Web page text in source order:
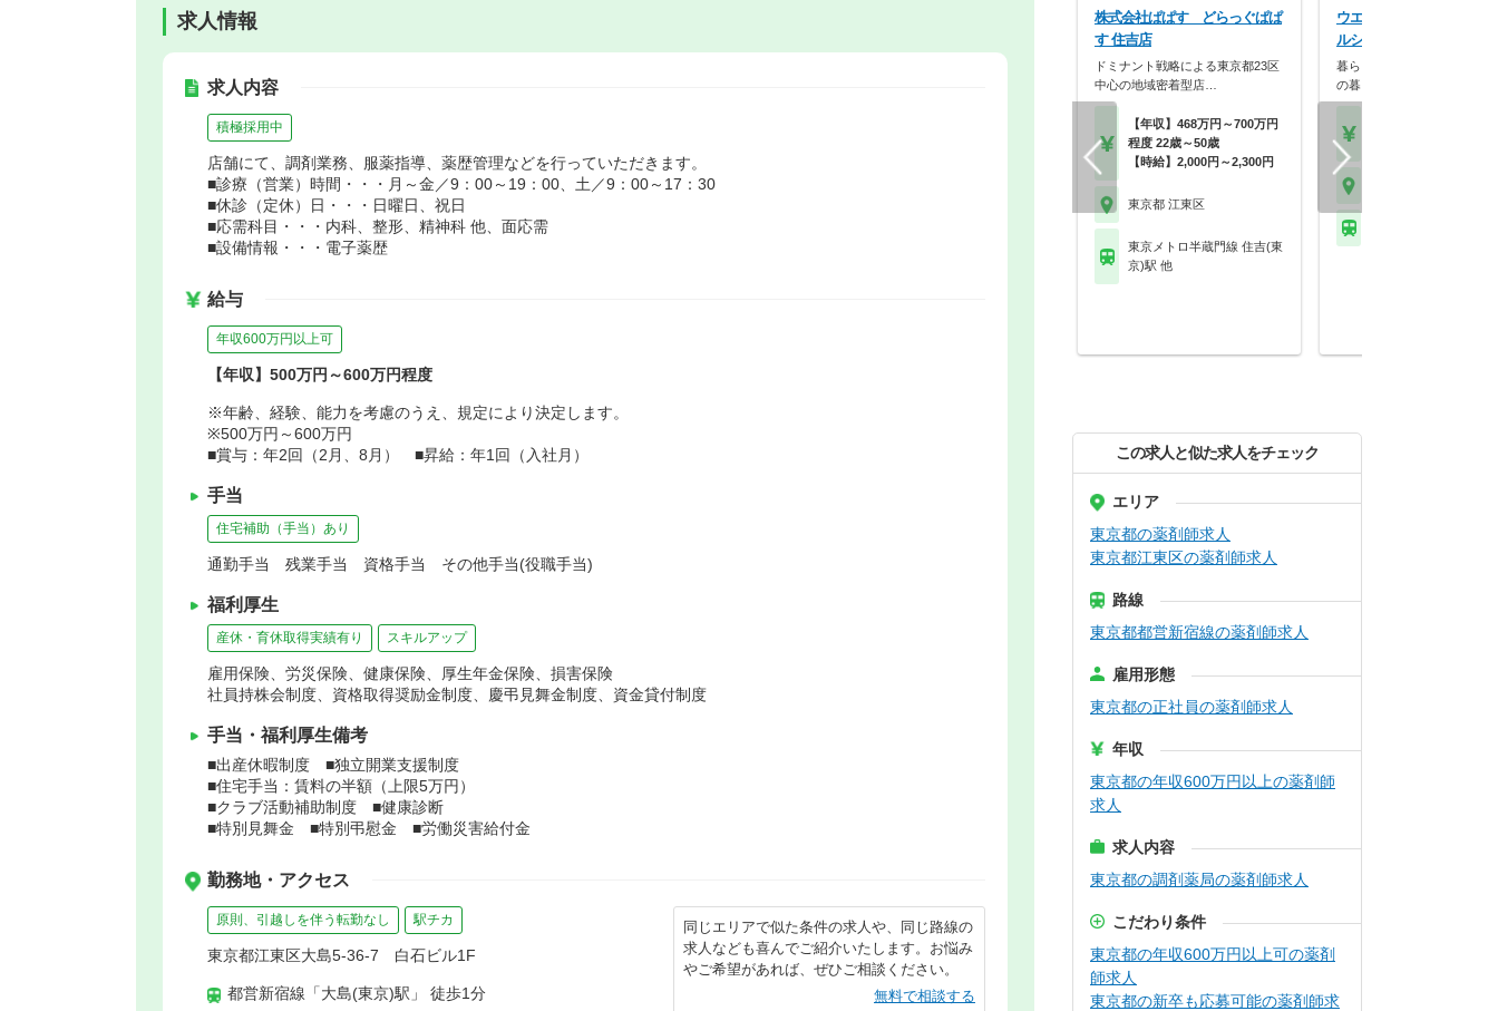
求人情報
求人内容
積極採用中
店舗にて、調剤業務、服薬指導、薬歴管理などを行っていただきます。
■診療（営業）時間・・・月～金／9：00～19：00、土／9：00～17：30
■休診（定休）日・・・日曜日、祝日
■応需科目・・・内科、整形、精神科 他、面応需
■設備情報・・・電子薬歴
給与
年収600万円以上可
【年収】500万円～600万円程度
※年齢、経験、能力を考慮のうえ、規定により決定します。
※500万円～600万円
■賞与：年2回（2月、8月） ■昇給：年1回（入社月）
手当
住宅補助（手当）あり
通勤手当 残業手当 資格手当 その他手当(役職手当)
福利厚生
産休・育休取得実績有り スキルアップ
雇用保険、労災保険、健康保険、厚生年金保険、損害保険
社員持株会制度、資格取得奨励金制度、慶弔見舞金制度、資金貸付制度
手当・福利厚生備考
■出産休暇制度 ■独立開業支援制度
■住宅手当：賃料の半額（上限5万円）
■クラブ活動補助制度 ■健康診断
■特別見舞金 ■特別弔慰金 ■労働災害給付金
勤務地・アクセス
原則、引越しを伴う転勤なし 駅チカ
東京都江東区大島5-36-7 白石ビル1F
都営新宿線「大島(東京)駅」 徒歩1分
同じエリアで似た条件の求人や、同じ路線の
求人なども喜んでご紹介いたします。お悩み
やご希望があれば、ぜひご相談ください。
無料で相談する
株式会社ぱぱす どらっぐぱぱ
す 住吉店
ドミナント戦略による東京都23区
中心の地域密着型店…
【年収】468万円～700万円
程度 22歳～50歳
【時給】2,000円～2,300円
東京都 江東区
東京メトロ半蔵門線 住吉(東
京)駅 他
ウエルシア薬局株式会社
ルシアダイエー東大島店
暮らしを支える仕事だから、
の暮らしも大切に。業…
この求人と似た求人をチェック
エリア
東京都の薬剤師求人
東京都江東区の薬剤師求人
路線
東京都都営新宿線の薬剤師求人
雇用形態
東京都の正社員の薬剤師求人
年収
東京都の年収600万円以上の薬剤師
求人
求人内容
東京都の調剤薬局の薬剤師求人
こだわり条件
東京都の年収600万円以上可の薬剤
師求人
東京都の新卒も応募可能の薬剤師求